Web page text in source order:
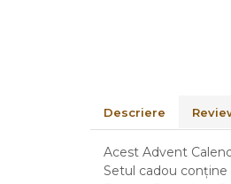
Descriere
Acest Advent
Setul cadou conține